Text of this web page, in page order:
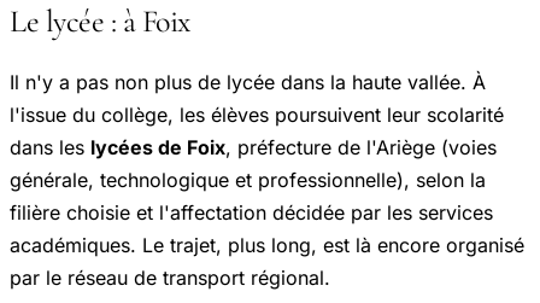
Le lycée : à Foix
Il n'y a pas non plus de lycée dans la haute vallée. À
l'issue du collège, les élèves poursuivent leur scolarité
dans les lycées de Foix, préfecture de l'Ariège (voies
générale, technologique et professionnelle), selon la
filière choisie et l'affectation décidée par les services
académiques. Le trajet, plus long, est là encore organisé
par le réseau de transport régional.